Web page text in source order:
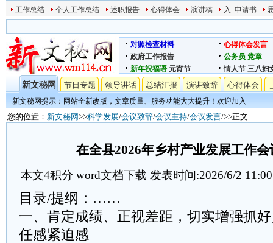
工作总结 个人工作总结 述职报告 心得体会 演讲稿 入_申请书
对照检查材料
心得体会发言
政府工作报告
公务员 党章
新年祝福语 元宵节 情人节 三八妇
新文秘网 节日专题 领导讲话 总结汇报 演讲致辞 心得体会
新文秘网提示：网站全新改版，文章质量、服务功能大大提升！欢迎加入
您的位置： 新文秘网>>科学发展/会议致辞/会议主持/会议发言/>>正文
在全县2026年乡村产业发展工作
本文4积分 word文档下载 发表时间:2026/6/2
目录/提纲：……
一、肯定成绩、正视差距，切实增强抓
任感紧迫感